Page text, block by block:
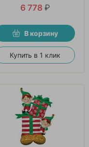
6 778 ₽
В корзину
Купить в 1 клик